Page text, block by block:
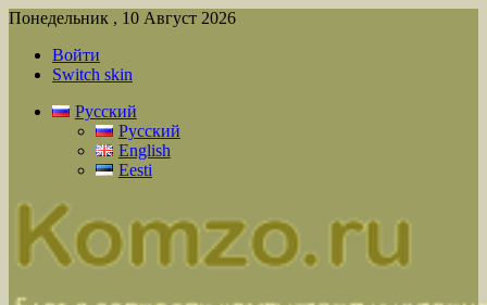
Понедельник , 10 Август 2026
Войти
Switch skin
Русский
Русский
English
Eesti